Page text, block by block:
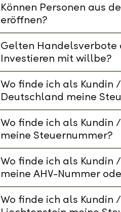
Können Personen aus
eröffnen?
Gelten Handelsverbote
Investieren mit willbe?
Wo finde ich als Kundin
Deutschland meine
Wo finde ich als Kundin
meine Steuernummer?
Wo finde ich als Kundin
meine AHV-Nummer
Wo finde ich als Kundin